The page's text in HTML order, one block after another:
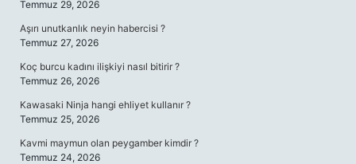
Temmuz 29, 2026
Aşırı unutkanlık neyin habercisi ?
Temmuz 27, 2026
Koç burcu kadını ilişkiyi nasıl bitirir ?
Temmuz 26, 2026
Kawasaki Ninja hangi ehliyet kullanır ?
Temmuz 25, 2026
Kavmi maymun olan peygamber kimdir ?
Temmuz 24, 2026